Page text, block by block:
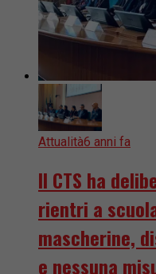
Attualità6 anni fa
Il CTS ha
rientri a
mascherine,
e nessuna